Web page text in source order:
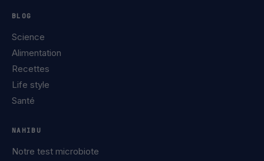
BLOG
Science
Alimentation
Recettes
Life style
Santé
NAHIBU
Notre test microbiote